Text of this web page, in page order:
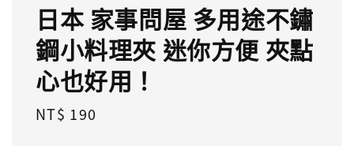
日本 家事問屋 多用途不鏽
鋼小料理夾 迷你方便 夾點
心也好用！
Regular
NT$ 190